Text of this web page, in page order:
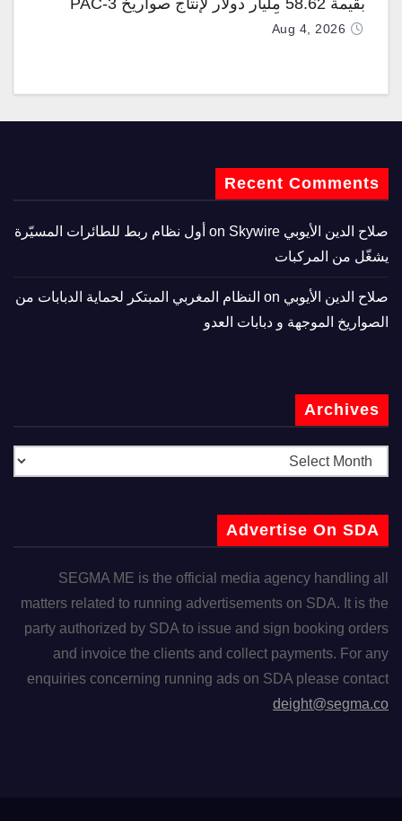
بقيمة 58.62 مليار دولار لإنتاج صواريخ PAC-3
المطوّرة دعماً لـ “ترسانة الحرية”
Aug 4, 2026
Recent Comments
صلاح الدين الأيوبي
Skywire أول نظام ربط للطائرات المسيّرة
يشغّل من المركبات
صلاح الدين الأيوبي
النظام المغربي المبتكر لحماية الدبابات من
الصواريخ الموجهة و دبابات العدو
Archives
Advertise On SDA
SEGMA ME is the official media agency handling all
matters related to running advertisements on SDA. It is the
party authorized by SDA to issue and sign booking orders
and invoice the clients and collect payments. For any
enquiries concerning running ads on SDA please contact
deight@segma.co